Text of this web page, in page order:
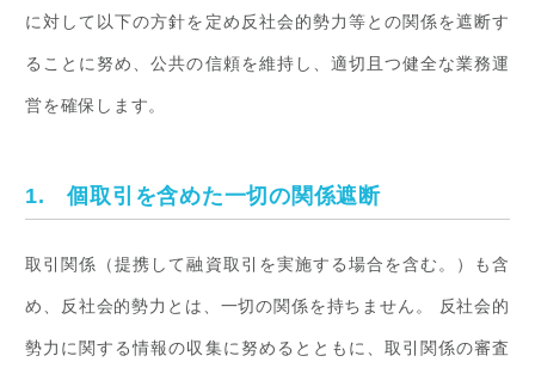
に対して以下の方針を定め反社会的勢力等との関係を遮断す
ることに努め、公共の信頼を維持し、適切且つ健全な業務運
営を確保します。
1. 個取引を含めた一切の関係遮断
取引関係（提携して融資取引を実施する場合を含む。）も含
め、反社会的勢力とは、一切の関係を持ちません。 反社会的
勢力に関する情報の収集に努めるとともに、取引関係の審査